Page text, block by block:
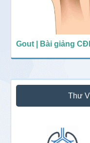
Gout | Bài giảng
Thư